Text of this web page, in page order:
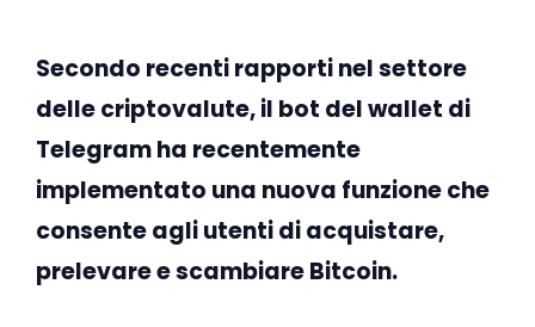
Secondo recenti rapporti nel settore
delle criptovalute, il bot del wallet di
Telegram ha recentemente
implementato una nuova funzione che
consente agli utenti di acquistare,
prelevare e scambiare Bitcoin.